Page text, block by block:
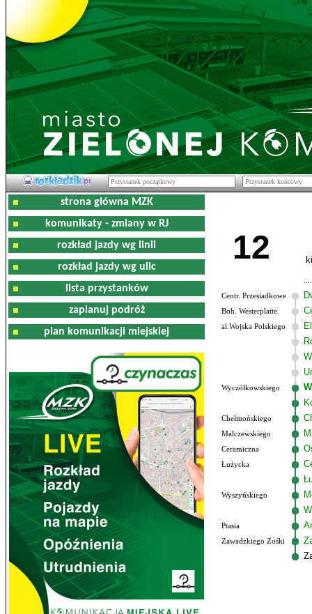
strona główna MZK
komunikaty - zmiany w RJ
rozkład jazdy wg linii
rozkład jazdy wg ulic
lista przystanków
zaplanuj podróż
plan komunikacji miejskiej
12
Centr. Przesiadkowe
Boh. Westerplatte
al.Wojska Polskiego
Wyczółkowskiego
Chełmońskiego
Malczewskiego
Ceramiczna
Łużycka
Wyszyńskiego
Ptasia
Zawadzkiego Zośki